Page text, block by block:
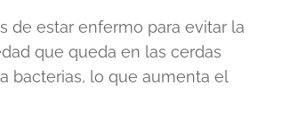
de estar enfermo para evitar la
que queda en las cerdas
bacterias, lo que aumenta el